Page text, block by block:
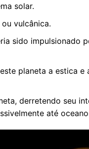
solar.
vulcânica.
sido impulsionado
planeta a estica e
derretendo seu
até